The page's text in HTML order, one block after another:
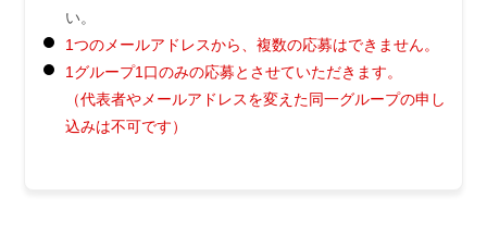
い。
1つのメールアドレスから、複数の応募はできません。
1グループ1口のみの応募とさせていただきます。
（代表者やメールアドレスを変えた同一グループの申し
込みは不可です）